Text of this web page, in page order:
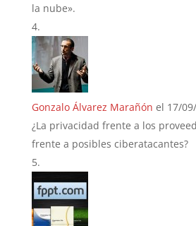
la nube».
Gonzalo Álvarez Marañón el 17/
¿La privacidad frente a los
frente a posibles ciberatacantes?